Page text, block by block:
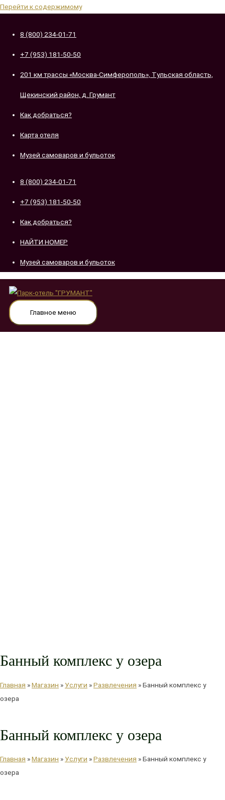
Перейти к содержимому
8 (800) 234-01-71
+7 (953) 181-50-50
201 км трассы «Москва-Симферополь», Тульская область,
Щекинский район, д. Грумант
Как добраться?
Карта отеля
Музей самоваров и бульоток
8 (800) 234-01-71
+7 (953) 181-50-50
Как добраться?
НАЙТИ НОМЕР
Музей самоваров и бульоток
Главное меню
Банный комплекс у озера
Главная »Магазин » Услуги »Развлечения »Банный комплекс у
озера
Банный комплекс у озера
Главная »Магазин » Услуги »Развлечения »Банный комплекс у
озера